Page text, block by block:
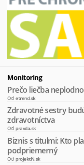
Monitoring
Prečo liečba
Od etrend.sk
Zdravotné sestry
zdravotníctva
Od pravda.sk
Biznis s titulmi: Kto
podpriemerný
Od projektN.sk